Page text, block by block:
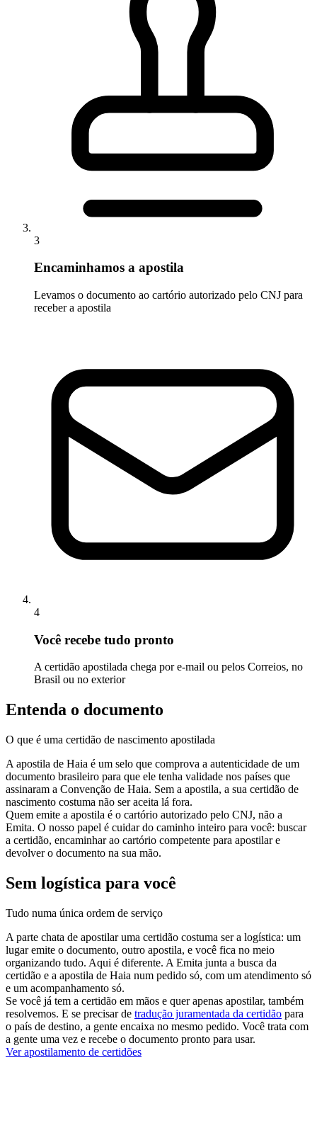
3
Encaminhamos a apostila
Levamos o documento ao cartório autorizado pelo CNJ para
receber a apostila
4
Você recebe tudo pronto
A certidão apostilada chega por e-mail ou pelos Correios, no
Brasil ou no exterior
Entenda o documento
O que é uma certidão de nascimento apostilada
A apostila de Haia é um selo que comprova a autenticidade de um
documento brasileiro para que ele tenha validade nos países que
assinaram a Convenção de Haia. Sem a apostila, a sua certidão de
nascimento costuma não ser aceita lá fora.
Quem emite a apostila é o cartório autorizado pelo CNJ, não a
Emita. O nosso papel é cuidar do caminho inteiro para você: buscar
a certidão, encaminhar ao cartório competente para apostilar e
devolver o documento na sua mão.
Sem logística para você
Tudo numa única ordem de serviço
A parte chata de apostilar uma certidão costuma ser a logística: um
lugar emite o documento, outro apostila, e você fica no meio
organizando tudo. Aqui é diferente. A Emita junta a busca da
certidão e a apostila de Haia num pedido só, com um atendimento só
e um acompanhamento só.
Se você já tem a certidão em mãos e quer apenas apostilar, também
resolvemos. E se precisar de tradução juramentada da certidão para
o país de destino, a gente encaixa no mesmo pedido. Você trata com
a gente uma vez e recebe o documento pronto para usar.
Ver apostilamento de certidões